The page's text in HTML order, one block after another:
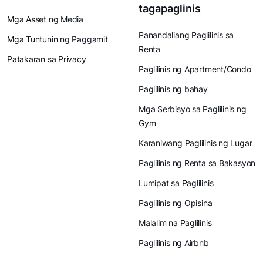
Mga Asset ng Media
Mga Tuntunin ng Paggamit
Patakaran sa Privacy
tagapaglinis
Panandaliang Paglilinis sa
Renta
Paglilinis ng Apartment/Condo
Paglilinis ng bahay
Mga Serbisyo sa Paglilinis ng
Gym
Karaniwang Paglilinis ng Lugar
Paglilinis ng Renta sa Bakasyon
Lumipat sa Paglilinis
Paglilinis ng Opisina
Malalim na Paglilinis
Paglilinis ng Airbnb